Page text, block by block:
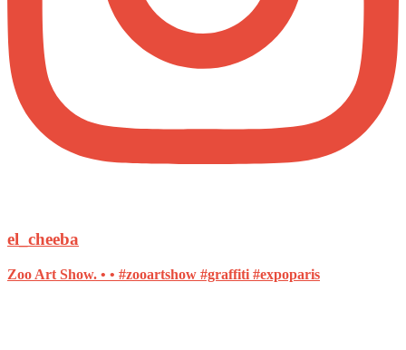
el_cheeba
Zoo Art Show. • • #zooartshow #graffiti #expoparis